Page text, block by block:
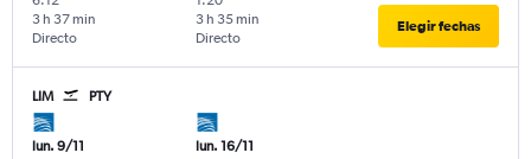
Directo
3 h 37 min
Directo
3 h 35 min Elegir fechas
LIM PTY
lun. 9/11
lun. 16/11